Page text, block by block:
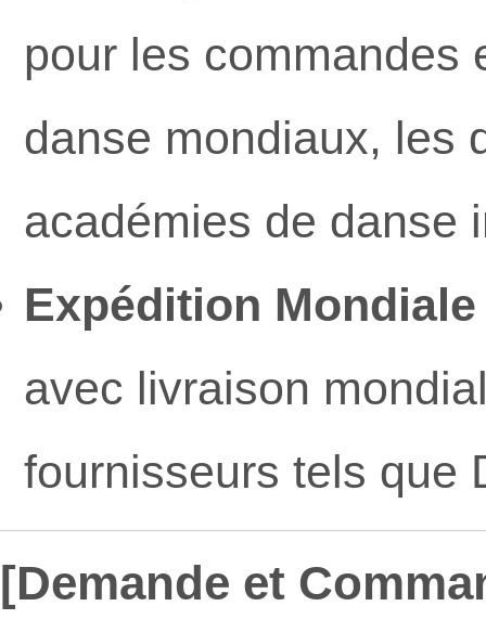
pour les commandes
danse mondiaux, les
académies de danse
Expédition
avec livraison
fournisseurs tels que
[Demande et